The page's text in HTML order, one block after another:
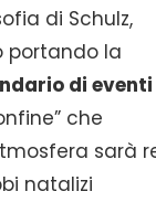
di Schulz,
portando la
di eventi
che
sarà
natalizi